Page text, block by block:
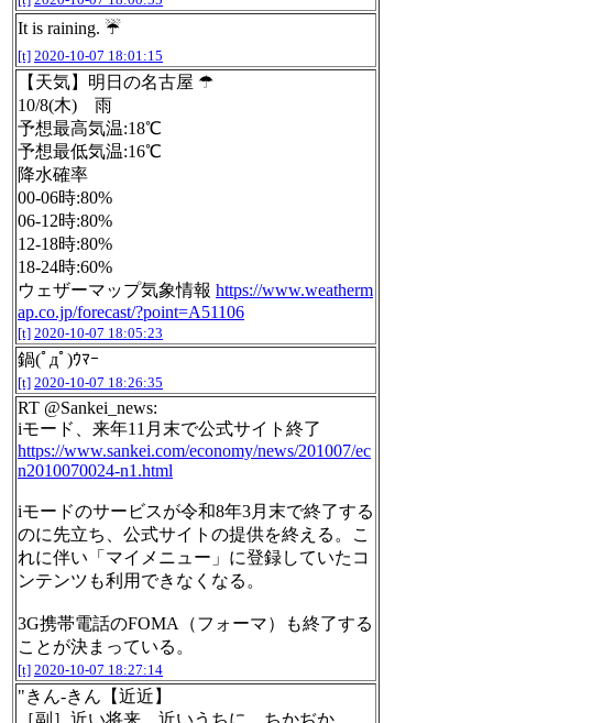
It is raining. ☔️
[t] 2020-10-07 18:01:15
【天気】明日の名古屋 ☂
10/8(木) 雨
予想最高気温:18℃
予想最低気温:16℃
降水確率
00-06時:80%
06-12時:80%
12-18時:80%
18-24時:60%
ウェザーマップ気象情報 https://www.weatherm
ap.co.jp/forecast/?point=A51106
[t] 2020-10-07 18:05:23
鍋(ﾟдﾟ)ｳﾏｰ
[t] 2020-10-07 18:26:35
RT @Sankei_news:
iモード、来年11月末で公式サイト終了
https://www.sankei.com/economy/news/201007/ec
n2010070024-n1.html
iモードのサービスが令和8年3月末で終了する
のに先立ち、公式サイトの提供を終える。こ
れに伴い「マイメニュー」に登録していたコ
ンテンツも利用できなくなる。
3G携帯電話のFOMA（フォーマ）も終了する
ことが決まっている。
[t] 2020-10-07 18:27:14
"きん‐きん【近近】